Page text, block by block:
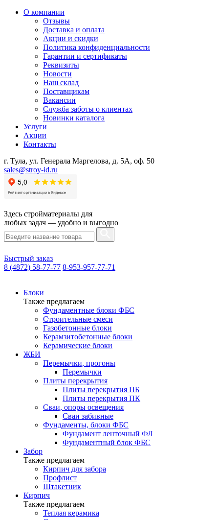
О компании
Отзывы
Доставка и оплата
Акции и скидки
Политика конфиденциальности
Гарантии и сертификаты
Реквизиты
Новости
Наш склад
Поставщикам
Вакансии
Служба заботы о клиентах
Новинки каталога
Услуги
Акции
Контакты
г. Тула, ул. Генерала Маргелова, д. 5А, оф. 50
sales@stroy-id.ru
Здесь стройматериалы для
любых задач — удобно и выгодно
Быстрый заказ
8 (4872) 58-77-77 8-953-957-77-71
Блоки
Также предлагаем
Фундаментные блоки ФБС
Строительные смеси
Газобетонные блоки
Керамзитобетонные блоки
Керамические блоки
ЖБИ
Перемычки, прогоны
Перемычки
Плиты перекрытия
Плиты перекрытия ПБ
Плиты перекрытия ПК
Сваи, опоры освещения
Сваи забивные
Фундаменты, блоки ФБС
Фундамент ленточный ФЛ
Фундаментный блок ФБС
Забор
Также предлагаем
Кирпич для забора
Профлист
Штакетник
Кирпич
Также предлагаем
Теплая керамика